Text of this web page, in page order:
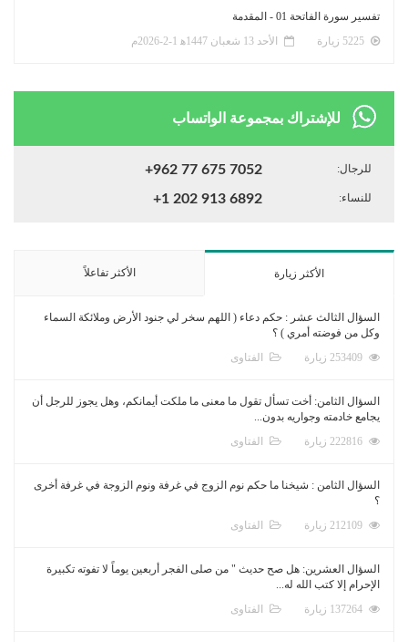
تفسير سورة الفاتحة 01 - المقدمة
الأحد 13 شعبان 1447ﻫ 1-2-2026م
للإشتراك بمجموعة الواتساب
للرجال: +962 77 675 7052
للنساء: +1 202 913 6892
الأكثر زيارة الأكثر تفاعلاً
السؤال الثالث عشر : حكم دعاء ( اللهم سخر لي جنود الأرض وملائكة السماء
وكل من فوضته أمري ) ؟
الفتاوى
السؤال الثامن: أخت تسأل تقول ما معنى ما ملكت أيمانكم، وهل يجوز للرجل أن
يجامع خادمته وجواريه بدون...
الفتاوى
السؤال الثامن : شيخنا ما حكم نوم الزوج في غرفة ونوم الزوجة في غرفة أخرى
؟
الفتاوى
السؤال العشرين: هل صح حديث " من صلى الفجر أربعين يوماً لا تفوته تكبيرة
الإحرام إلا كتب الله له...
الفتاوى